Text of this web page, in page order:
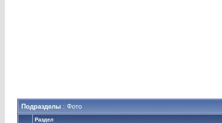
Подразделы : Фото
Раздел